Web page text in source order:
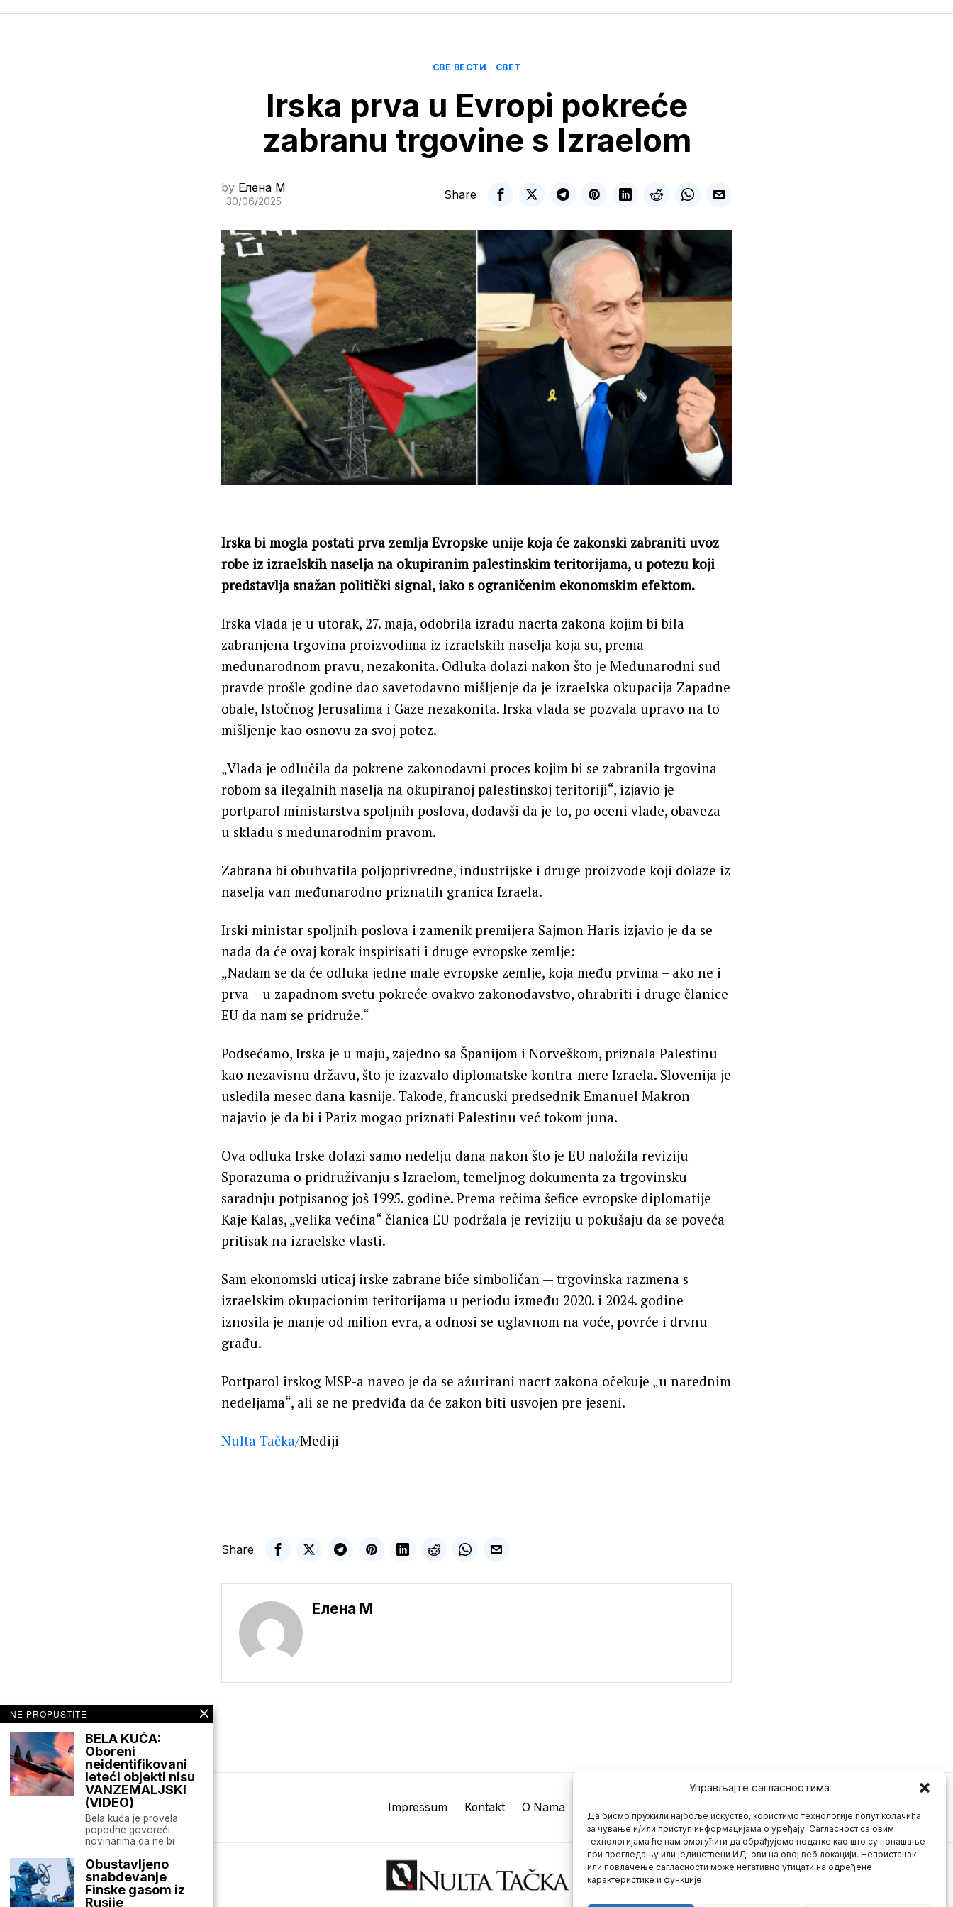
Управљајте сагласностима
Да бисмо пружили најбоље искуство, користимо технологије попут колачића
за чување и/или приступ информацијама о уређају. Сагласност са овим
технологијама ће нам омогућити да обрађујемо податке као што су понашање
при прегледању или јединствени ИД-ови на овој веб локацији. Непристанак
или повлачење сагласности може негативно утицати на одређене
карактеристике и функције.
СВЕ ВЕСТИ · СВЕТ
Irska prva u Evropi pokreće
zabranu trgovine s Izraelom
by Елена M
30/06/2025
Share
Irska bi mogla postati prva zemlja Evropske unije koja će zakonski zabraniti uvoz
robe iz izraelskih naselja na okupiranim palestinskim teritorijama, u potezu koji
predstavlja snažan politički signal, iako s ograničenim ekonomskim efektom.
Irska vlada je u utorak, 27. maja, odobrila izradu nacrta zakona kojim bi bila
zabranjena trgovina proizvodima iz izraelskih naselja koja su, prema
međunarodnom pravu, nezakonita. Odluka dolazi nakon što je Međunarodni sud
pravde prošle godine dao savetodavno mišljenje da je izraelska okupacija Zapadne
obale, Istočnog Jerusalima i Gaze nezakonita. Irska vlada se pozvala upravo na to
mišljenje kao osnovu za svoj potez.
„Vlada je odlučila da pokrene zakonodavni proces kojim bi se zabranila trgovina
robom sa ilegalnih naselja na okupiranoj palestinskoj teritoriji“, izjavio je
portparol ministarstva spoljnih poslova, dodavši da je to, po oceni vlade, obaveza
u skladu s međunarodnim pravom.
Zabrana bi obuhvatila poljoprivredne, industrijske i druge proizvode koji dolaze iz
naselja van međunarodno priznatih granica Izraela.
Irski ministar spoljnih poslova i zamenik premijera Sajmon Haris izjavio je da se
nada da će ovaj korak inspirisati i druge evropske zemlje:
„Nadam se da će odluka jedne male evropske zemlje, koja među prvima – ako ne i
prva – u zapadnom svetu pokreće ovakvo zakonodavstvo, ohrabriti i druge članice
EU da nam se pridruže.“
Podsećamo, Irska je u maju, zajedno sa Španijom i Norveškom, priznala Palestinu
kao nezavisnu državu, što je izazvalo diplomatske kontra-mere Izraela. Slovenija je
usledila mesec dana kasnije. Takođe, francuski predsednik Emanuel Makron
najavio je da bi i Pariz mogao priznati Palestinu već tokom juna.
Ova odluka Irske dolazi samo nedelju dana nakon što je EU naložila reviziju
Sporazuma o pridruživanju s Izraelom, temeljnog dokumenta za trgovinsku
saradnju potpisanog još 1995. godine. Prema rečima šefice evropske diplomatije
Kaje Kalas, „velika većina“ članica EU podržala je reviziju u pokušaju da se poveća
pritisak na izraelske vlasti.
Sam ekonomski uticaj irske zabrane biće simboličan — trgovinska razmena s
izraelskim okupacionim teritorijama u periodu između 2020. i 2024. godine
iznosila je manje od milion evra, a odnosi se uglavnom na voće, povrće i drvnu
građu.
Portparol irskog MSP-a naveo je da se ažurirani nacrt zakona očekuje „u narednim
nedeljama“, ali se ne predviđa da će zakon biti usvojen pre jeseni.
Nulta Tačka/Mediji
Share
Елена M
Mario zna Youtube Impressum Kontakt O Nama
NE PROPUSTITE
BELA KUĆA:
Oboreni
neidentifikovani
leteći objekti nisu
VANZEMALJSKI
(VIDEO)
Bela kuća je provela
popodne govoreći
novinarima da ne bi
Obustavljeno
snabdevanje
Finske gasom iz
Rusije